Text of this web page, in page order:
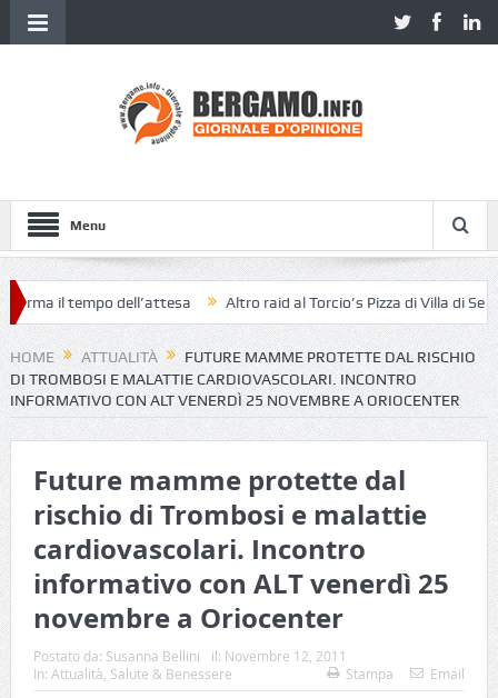
Menu
il tempo dell’attesa Altro raid al Torcio’s Pizza di Villa di Serio
HOME ATTUALITÀ
FUTURE MAMME PROTETTE DAL RISCHIO
DI TROMBOSI E MALATTIE CARDIOVASCOLARI. INCONTRO
INFORMATIVO CON ALT VENERDÌ 25 NOVEMBRE A ORIOCENTER
Future mamme protette dal
rischio di Trombosi e malattie
cardiovascolari. Incontro
informativo con ALT venerdì 25
novembre a Oriocenter
Postato da: Susanna Bellini il: Novembre 12, 2011
In: Attualità, Salute & Benessere Stampa Email